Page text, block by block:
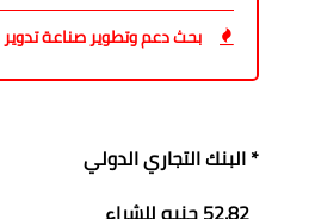
بحث دعم وتطوير صناعة تدوير
* البنك التجاري الدولي